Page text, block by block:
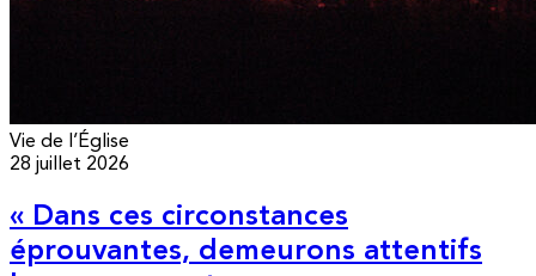
Vie de l’Église
28 juillet 2026
« Dans ces circonstances
éprouvantes, demeurons attentifs